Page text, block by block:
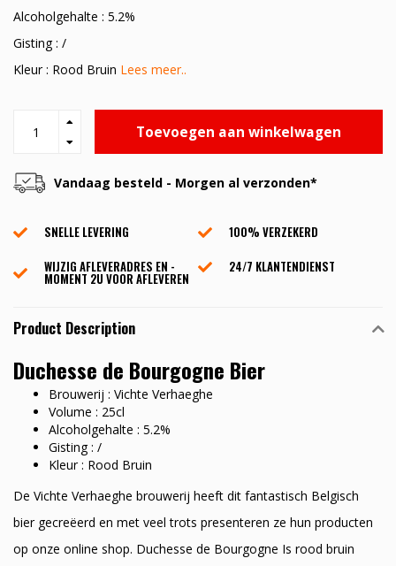
Alcoholgehalte : 5.2%
Gisting : /
Kleur : Rood Bruin Lees meer..
Toevoegen aan winkelwagen
Vandaag besteld - Morgen al verzonden*
SNELLE LEVERING
100% VERZEKERD
WIJZIG AFLEVERADRES EN -
MOMENT 2U VOOR AFLEVEREN
24/7 KLANTENDIENST
Product Description
Duchesse de Bourgogne Bier
Brouwerij : Vichte Verhaeghe
Volume : 25cl
Alcoholgehalte : 5.2%
Gisting : /
Kleur : Rood Bruin
De Vichte Verhaeghe brouwerij heeft dit fantastisch Belgisch
bier gecreëerd en met veel trots presenteren ze hun producten
op onze online shop. Duchesse de Bourgogne Is rood bruin